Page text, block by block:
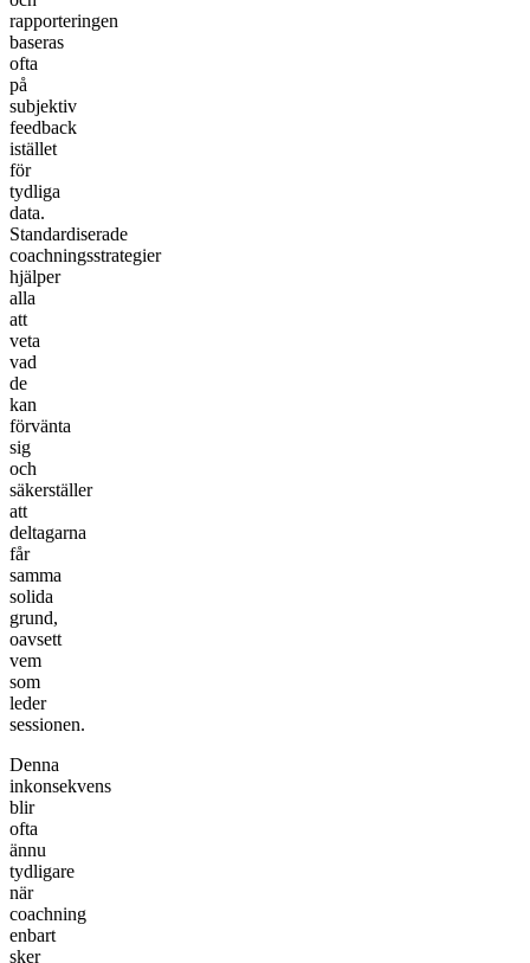
rapporteringen
baseras
ofta
på
subjektiv
feedback
istället
för
tydliga
data.
Standardiserade
coachningsstrategier
hjälper
alla
att
veta
vad
de
kan
förvänta
sig
och
säkerställer
att
deltagarna
får
samma
solida
grund,
oavsett
vem
som
leder
sessionen.
Denna
inkonsekvens
blir
ofta
ännu
tydligare
när
coachning
enbart
sker